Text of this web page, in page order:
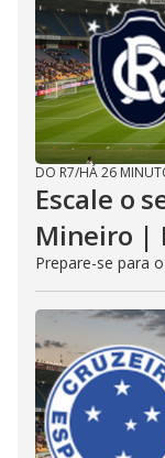
DO R7/HÁ 26
Escale o
Mineiro |
Prepare-se para